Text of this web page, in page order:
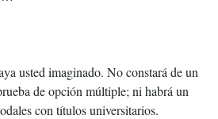
usted imaginado. No constará de un
de opción múltiple; ni habrá un
con títulos universitarios.